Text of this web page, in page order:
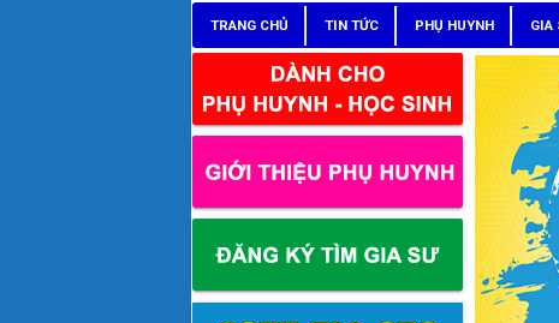
TRANG CHỦ TIN TỨC PHỤ HUYNH GIA